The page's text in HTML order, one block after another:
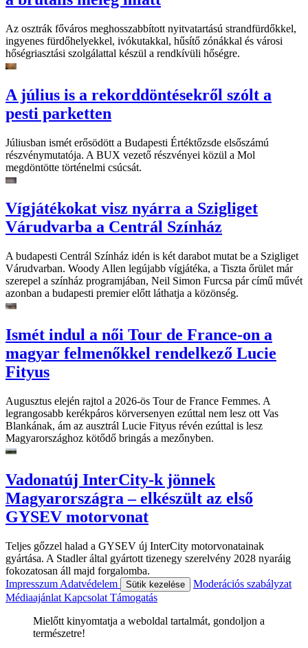
Az osztrák főváros meghosszabbított nyitvatartású strandfürdőkkel,
ingyenes fürdőhelyekkel, ivókutakkal, hűsítő zónákkal és városi
hőségriasztási szolgálattal készül a rendkívüli hőségre.
A július is a rekorddöntésekről szólt a
pesti parketten
Júliusban ismét erősödött a Budapesti Értéktőzsde elsőszámú
részvénymutatója. A BUX vezető részvényei közül a Mol
megdöntötte történelmi csúcsát.
Vígjátékokat visz nyárra a Szigliget
Várudvarba a Centrál Színház
A budapesti Centrál Színház idén is két darabot mutat be a Szigliget
Várudvarban. Woody Allen legújabb vígjátéka, a Tiszta őrület már
szerepel a színház programjában, Neil Simon Furcsa pár című művét
azonban a budapesti premier előtt láthatja a közönség.
Ismét indul a női Tour de France-on a
magyar felmenőkkel rendelkező Lucie
Fityus
Augusztus elején rajtol a 2026-ös Tour de France Femmes. A
legrangosabb kerékpáros körversenyen ezúttal nem lesz ott Vas
Blankának, ám az ausztrál Lucie Fityus révén ezúttal is lesz
Magyarországhoz kötődő bringás a mezőnyben.
Vadonatúj InterCity-k jönnek
Magyarországra – elkészült az első
GYSEV motorvonat
Teljes gőzzel halad a GYSEV új InterCity motorvonatainak
gyártása. A Stadler által gyártott tizenegy szerelvény 2028 nyaráig
fokozatosan áll majd forgalomba.
Impresszum Adatvédelem Sütik kezelése
Moderációs szabályzat
Médiaajánlat Kapcsolat Támogatás
Mielőtt kinyomtatja a weboldal tartalmát, gondoljon a
természetre!